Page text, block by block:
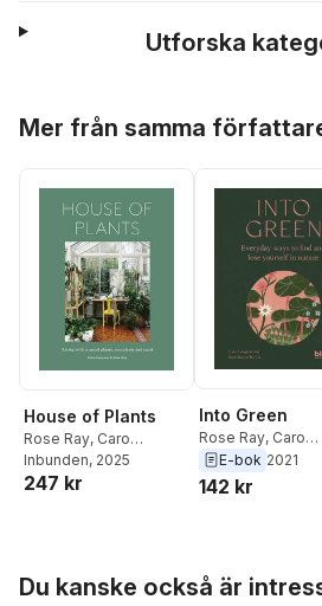
Utforska
Mer från samma
House of Plants
Rose Ray, Caro
Langton
Inbunden, 2025
247 kr
Into Green
Rose Ray, Caro
Langton
E-bok 2021
142 kr
Du kanske också är